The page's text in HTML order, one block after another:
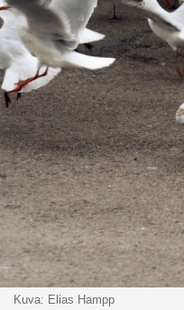
Kuva: Elias Hampp